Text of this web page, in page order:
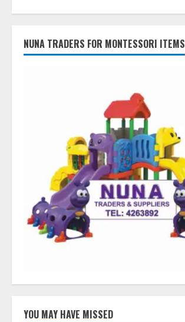
NUNA TRADERS FOR MONTESSORI ITEMS
YOU MAY HAVE MISSED